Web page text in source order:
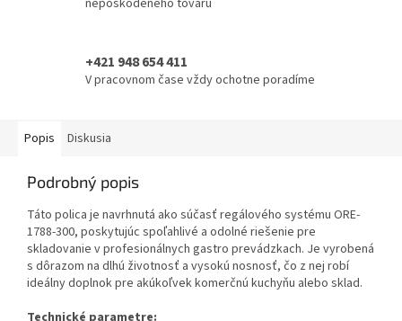
+421 948 654 411
V pracovnom čase vždy ochotne poradíme
Popis Diskusia
Podrobný popis
Táto polica je navrhnutá ako súčasť regálového systému ORE-
1788-300, poskytujúc spoľahlivé a odolné riešenie pre
skladovanie v profesionálnych gastro prevádzkach. Je vyrobená
s dôrazom na dlhú životnosť a vysokú nosnosť, čo z nej robí
ideálny doplnok pre akúkoľvek komerčnú kuchyňu alebo sklad.
Technické parametre: